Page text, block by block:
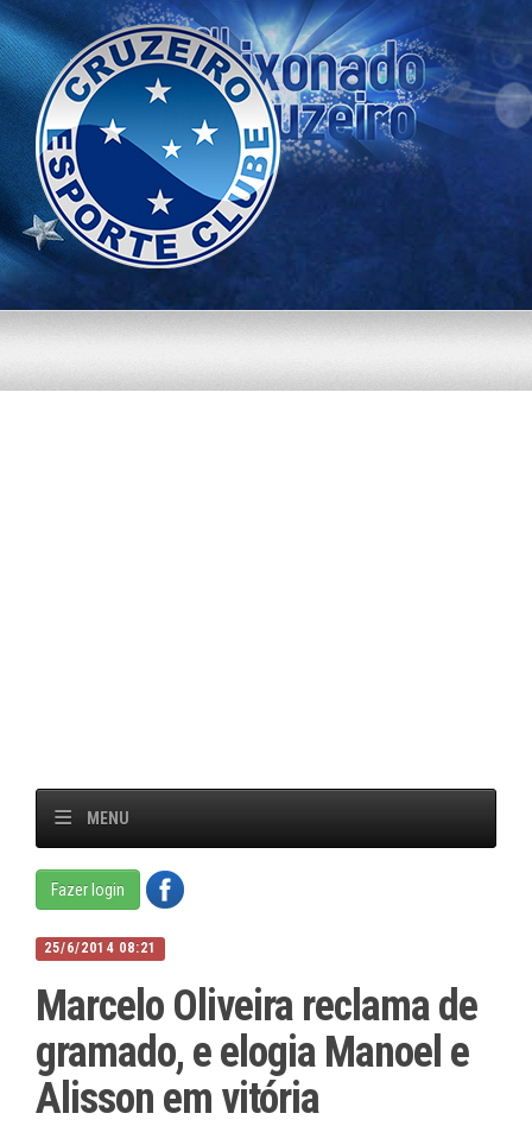
MENU
Fazer login
25/6/2014 08:21
Marcelo Oliveira reclama de
gramado, e elogia Manoel e
Alisson em vitória